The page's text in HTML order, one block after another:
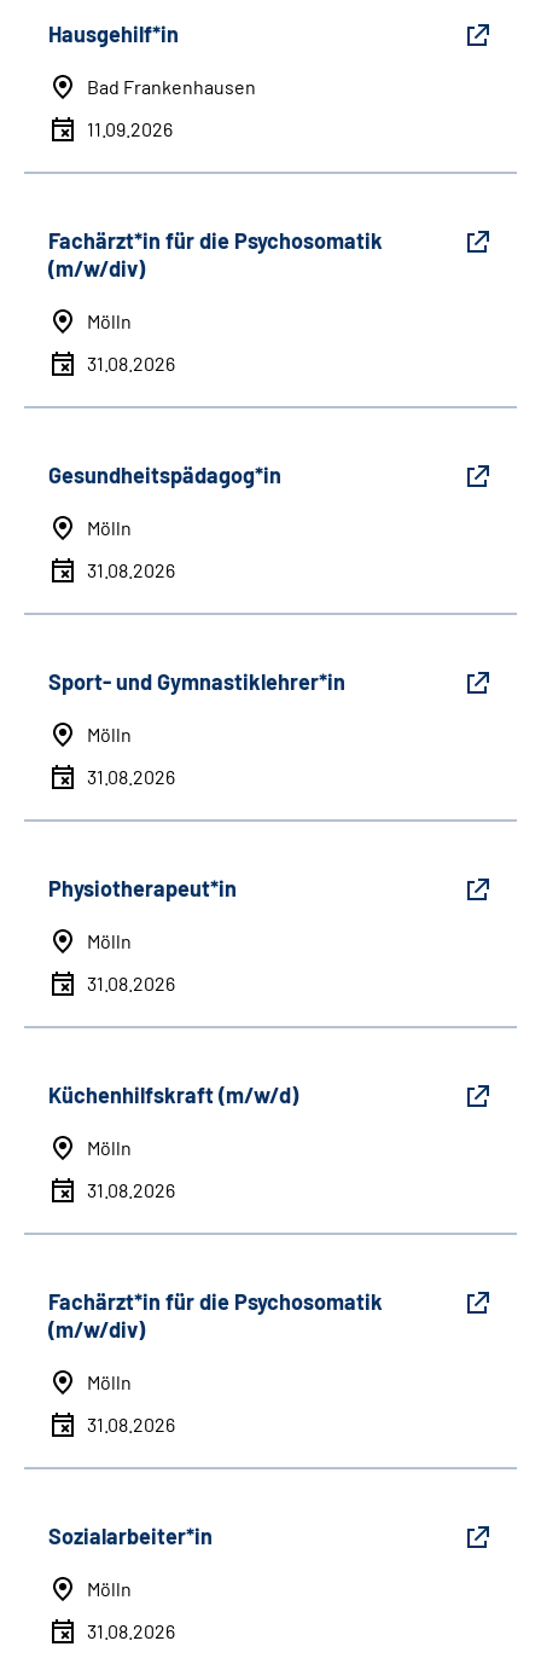
Hausgehilf*in
Bad Frankenhausen
11.09.2026
Fachärzt*in für die Psychosomatik
(m/w/div)
Mölln
31.08.2026
Gesundheitspädagog*in
Mölln
31.08.2026
Sport- und Gymnastiklehrer*in
Mölln
31.08.2026
Physiotherapeut*in
Mölln
31.08.2026
Küchenhilfskraft (m/w/d)
Mölln
31.08.2026
Fachärzt*in für die Psychosomatik
(m/w/div)
Mölln
31.08.2026
Sozialarbeiter*in
Mölln
31.08.2026